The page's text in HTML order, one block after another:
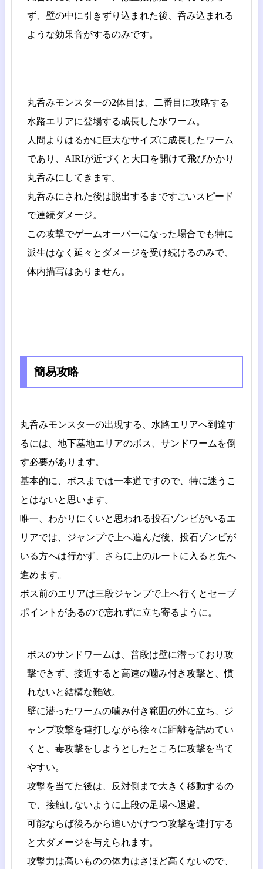
ず、壁の中に引きずり込まれた後、呑み込まれる
ような効果音がするのみです。
丸呑みモンスターの2体目は、二番目に攻略する
水路エリアに登場する成長した水ワーム。
人間よりはるかに巨大なサイズに成長したワーム
であり、AIRIが近づくと大口を開けて飛びかかり
丸呑みにしてきます。
丸呑みにされた後は脱出するまですごいスピード
で連続ダメージ。
この攻撃でゲームオーバーになった場合でも特に
派生はなく延々とダメージを受け続けるのみで、
体内描写はありません。
簡易攻略
丸呑みモンスターの出現する、水路エリアへ到達す
るには、地下墓地エリアのボス、サンドワームを倒
す必要があります。
基本的に、ボスまでは一本道ですので、特に迷うこ
とはないと思います。
唯一、わかりにくいと思われる投石ゾンビがいるエ
リアでは、ジャンプで上へ進んだ後、投石ゾンビが
いる方へは行かず、さらに上のルートに入ると先へ
進めます。
ボス前のエリアは三段ジャンプで上へ行くとセーブ
ポイントがあるので忘れずに立ち寄るように。
ボスのサンドワームは、普段は壁に潜っており攻
撃できず、接近すると高速の噛み付き攻撃と、慣
れないと結構な難敵。
壁に潜ったワームの噛み付き範囲の外に立ち、ジ
ャンプ攻撃を連打しながら徐々に距離を詰めてい
くと、毒攻撃をしようとしたところに攻撃を当て
やすい。
攻撃を当てた後は、反対側まで大きく移動するの
で、接触しないように上段の足場へ退避。
可能ならば後ろから追いかけつつ攻撃を連打する
と大ダメージを与えられます。
攻撃力は高いものの体力はさほど高くないので、